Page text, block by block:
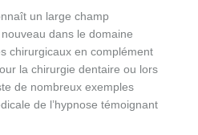
un large champ
nouveau dans le domaine
chirurgicaux en complément
la chirurgie dentaire ou lors
de nombreux exemples
de l’hypnose témoignant